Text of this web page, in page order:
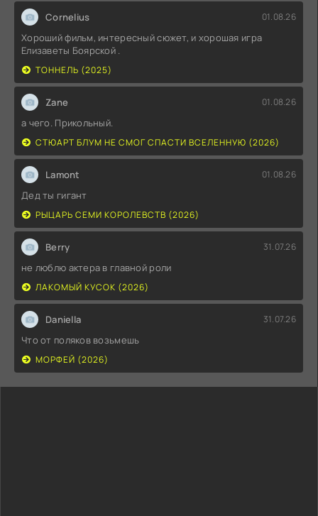
Cornelius 01.08.26
Хороший фильм, интересный сюжет, и хорошая игра
Елизаветы Боярской .
ТОННЕЛЬ (2025)
Zane 01.08.26
а чего. Прикольный.
СТЮАРТ БЛУМ НЕ СМОГ СПАСТИ ВСЕЛЕННУЮ (2026)
Lamont 01.08.26
Дед ты гигант
РЫЦАРЬ СЕМИ КОРОЛЕВСТВ (2026)
Berry 31.07.26
не люблю актера в главной роли
ЛАКОМЫЙ КУСОК (2026)
Daniella 31.07.26
Что от поляков возьмешь
МОРФЕЙ (2026)